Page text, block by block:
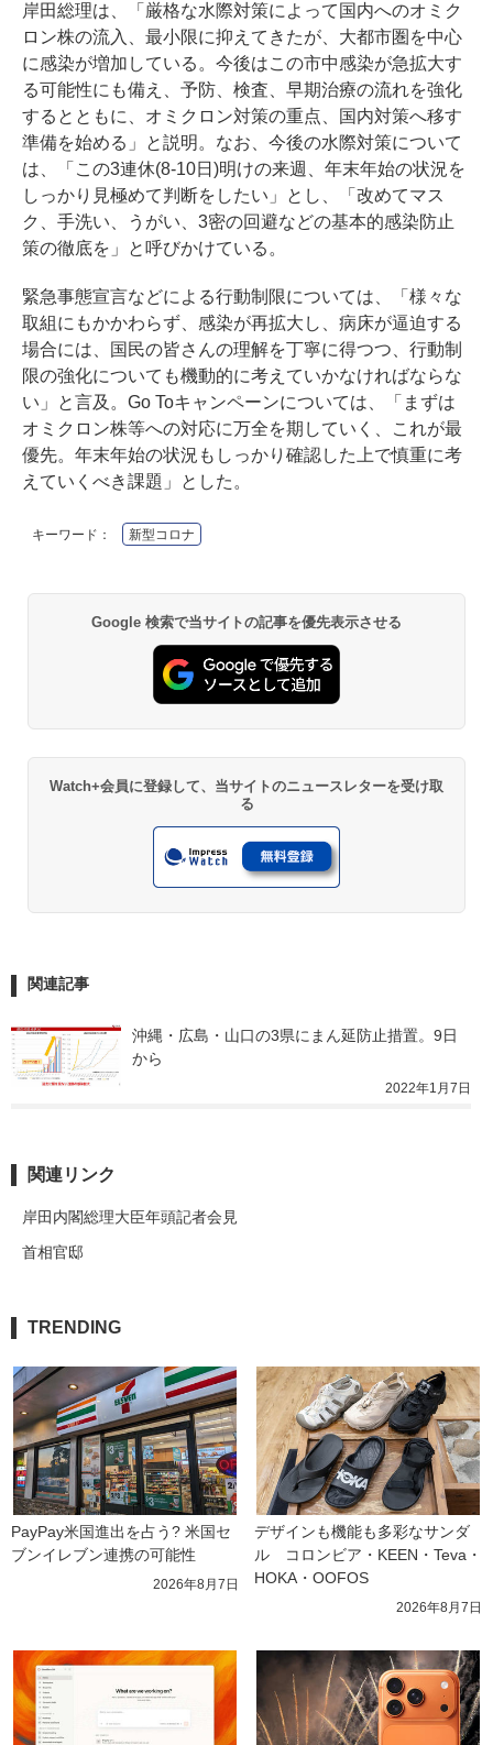
岸田総理は、「厳格な水際対策によって国内へのオミク
ロン株の流入、最小限に抑えてきたが、大都市圏を中心
に感染が増加している。今後はこの市中感染が急拡大す
る可能性にも備え、予防、検査、早期治療の流れを強化
するとともに、オミクロン対策の重点、国内対策へ移す
準備を始める」と説明。なお、今後の水際対策について
は、「この3連休(8-10日)明けの来週、年末年始の状況を
しっかり見極めて判断をしたい」とし、「改めてマス
ク、手洗い、うがい、3密の回避などの基本的感染防止
策の徹底を」と呼びかけている。
緊急事態宣言などによる行動制限については、「様々な
取組にもかかわらず、感染が再拡大し、病床が逼迫する
場合には、国民の皆さんの理解を丁寧に得つつ、行動制
限の強化についても機動的に考えていかなければならな
い」と言及。Go Toキャンペーンについては、「まずは
オミクロン株等への対応に万全を期していく、これが最
優先。年末年始の状況もしっかり確認した上で慎重に考
えていくべき課題」とした。
キーワード： 新型コロナ
Google 検索で当サイトの記事を優先表示させる
Watch+会員に登録して、当サイトのニュースレターを受け取
る
関連記事
沖縄・広島・山口の3県にまん延防止措置。9日
から
2022年1月7日
関連リンク
岸田内閣総理大臣年頭記者会見
首相官邸
TRENDING
PayPay米国進出を占う? 米国セ
ブンイレブン連携の可能性
2026年8月7日
デザインも機能も多彩なサンダ
ル　コロンビア・KEEN・Teva・
HOKA・OOFOS
2026年8月7日